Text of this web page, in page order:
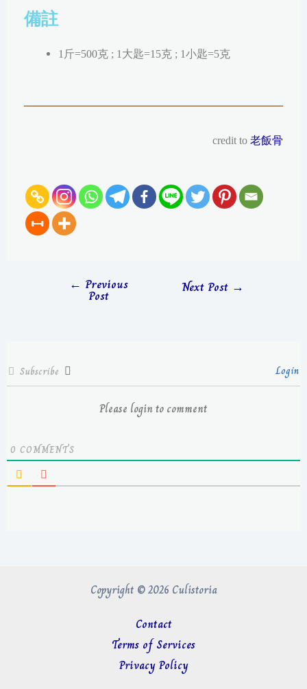
備註
1斤=500克 ; 1大匙=15克 ; 1小匙=5克
credit to 老飯骨
← Previous
Post Next Post →
Subscribe Login
Please login to comment
0 COMMENTS
Copyright © 2026 Culistoria
Contact
Terms of Services
Privacy Policy